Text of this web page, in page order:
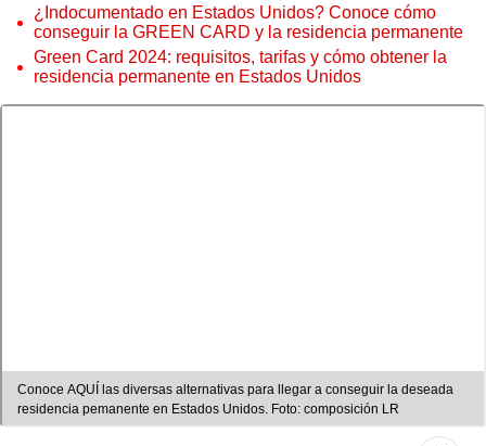
¿Indocumentado en Estados Unidos? Conoce cómo
conseguir la GREEN CARD y la residencia permanente
Green Card 2024: requisitos, tarifas y cómo obtener la
residencia permanente en Estados Unidos
Conoce AQUÍ las diversas alternativas para llegar a conseguir la deseada
residencia pemanente en Estados Unidos. Foto: composición LR